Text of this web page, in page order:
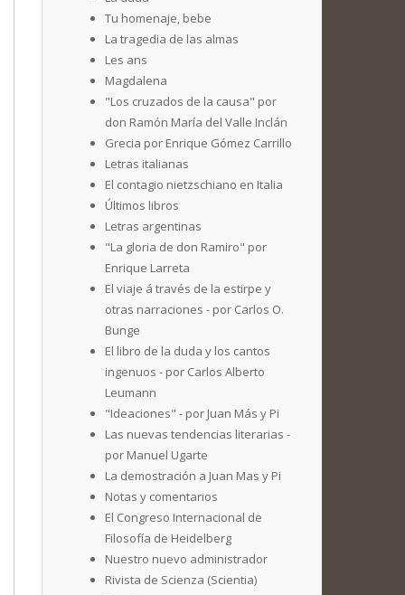
Tu homenaje, bebe
La tragedia de las almas
Les ans
Magdalena
"Los cruzados de la causa" por
don Ramón María del Valle Inclán
Grecia por Enrique Gómez Carrillo
Letras italianas
El contagio nietzschiano en Italia
Últimos libros
Letras argentinas
"La gloria de don Ramiro" por
Enrique Larreta
El viaje á través de la estirpe y
otras narraciones - por Carlos O.
Bunge
El libro de la duda y los cantos
ingenuos - por Carlos Alberto
Leumann
"Ideaciones" - por Juan Más y Pi
Las nuevas tendencias literarias -
por Manuel Ugarte
La demostración a Juan Mas y Pi
Notas y comentarios
El Congreso Internacional de
Filosofía de Heidelberg
Nuestro nuevo administrador
Rivista de Scienza (Scientia)